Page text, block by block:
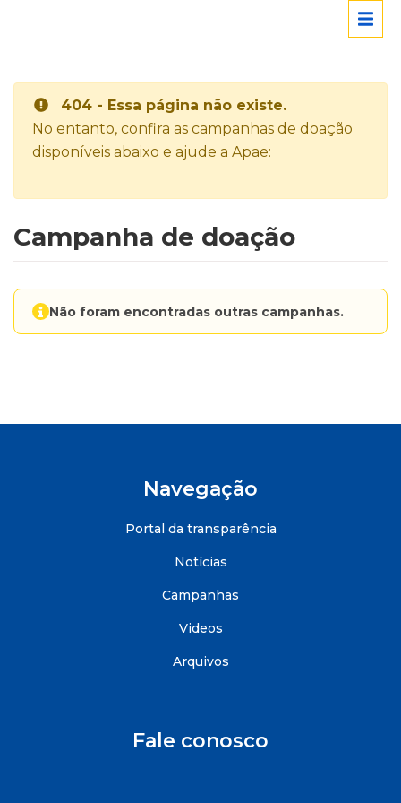
404 - Essa página não existe.
No entanto, confira as campanhas de doação
disponíveis abaixo e ajude a Apae:
Campanha de doação
Não foram encontradas outras campanhas.
Navegação
Portal da transparência
Notícias
Campanhas
Videos
Arquivos
Fale conosco